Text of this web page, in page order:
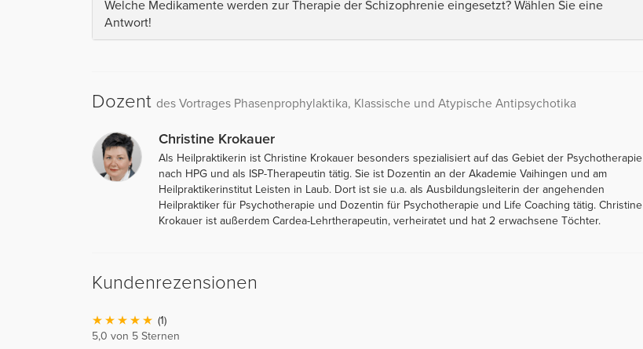
Welche Medikamente werden zur Therapie der Schizophrenie eingesetzt? Wählen Sie eine
Antwort!
Dozent des Vortrages Phasenprophylaktika, Klassische und Atypische Antipsychotika
Christine Krokauer
Als Heilpraktikerin ist Christine Krokauer besonders spezialisiert auf das Gebiet der Psychotherapie
nach HPG und als ISP-Therapeutin tätig. Sie ist Dozentin an der Akademie Vaihingen und am
Heilpraktikerinstitut Leisten in Laub. Dort ist sie u.a. als Ausbildungsleiterin der angehenden
Heilpraktiker für Psychotherapie und Dozentin für Psychotherapie und Life Coaching tätig. Christine
Krokauer ist außerdem Cardea-Lehrtherapeutin, verheiratet und hat 2 erwachsene Töchter.
Kundenrezensionen
(1)
5,0 von 5 Sternen